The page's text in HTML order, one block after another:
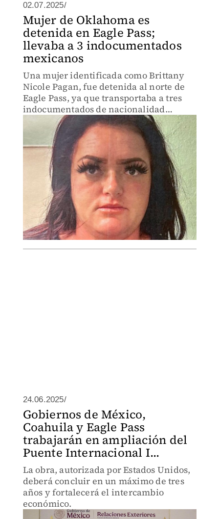
02.07.2025/
Mujer de Oklahoma es
detenida en Eagle Pass;
llevaba a 3 indocumentados
mexicanos
Una mujer identificada como Brittany
Nicole Pagan, fue detenida al norte de
Eagle Pass, ya que transportaba a tres
indocumentados de nacionalidad
mexicana.
24.06.2025/
Gobiernos de México,
Coahuila y Eagle Pass
trabajarán en ampliación del
Puente Internacional I...
La obra, autorizada por Estados Unidos,
deberá concluir en un máximo de tres
años y fortalecerá el intercambio
económico.